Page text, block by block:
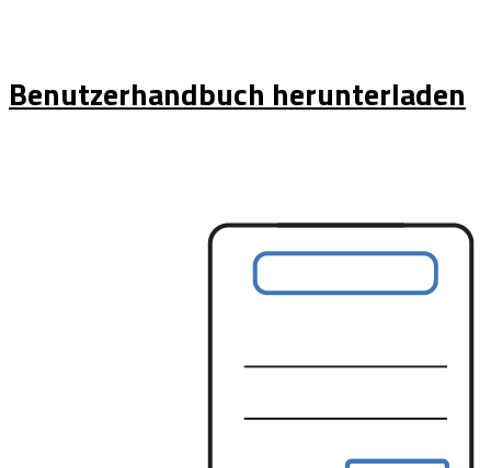
Benutzerhandbuch herunterladen